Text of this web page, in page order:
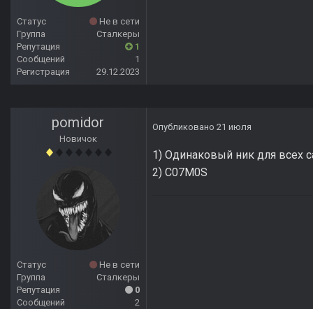
Статус
Не в сети
Группа
Сталкеры
Репутация
1
Сообщений
1
Регистрация
29.12.2023
pomidor
Новичок
Статус
Не в сети
Группа
Сталкеры
Репутация
0
Сообщений
2
Опубликовано 21 июля
1) Одинаковый ник для всех
2) С07M0S